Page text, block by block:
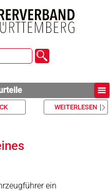
WEITERLESEN
ein